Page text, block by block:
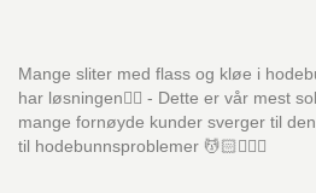
Mange sliter med flass og kløe i
har løsningen👌🏽 - Dette er vår mest
mange fornøyde kunder sverger til
til hodebunnsproblemer 💆🏻💆🏼‍♂️